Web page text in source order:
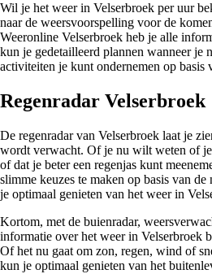
Wil je het weer in Velserbroek per uur
naar de weersvoorspelling voor de
Weeronline Velserbroek heb je alle
kun je gedetailleerd plannen wanneer je
activiteiten je kunt ondernemen op basis
Regenradar Velserbroek
De regenradar van Velserbroek laat je
wordt verwacht. Of je nu wilt weten of
of dat je beter een regenjas kunt
slimme keuzes te maken op basis van
je optimaal genieten van het weer in
Kortom, met de buienradar,
informatie over het weer in Velserbroek
Of het nu gaat om zon, regen, wind of
kun je optimaal genieten van het